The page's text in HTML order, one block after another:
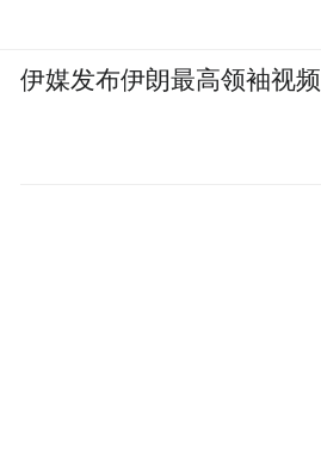
伊媒发布伊朗最高领袖视频